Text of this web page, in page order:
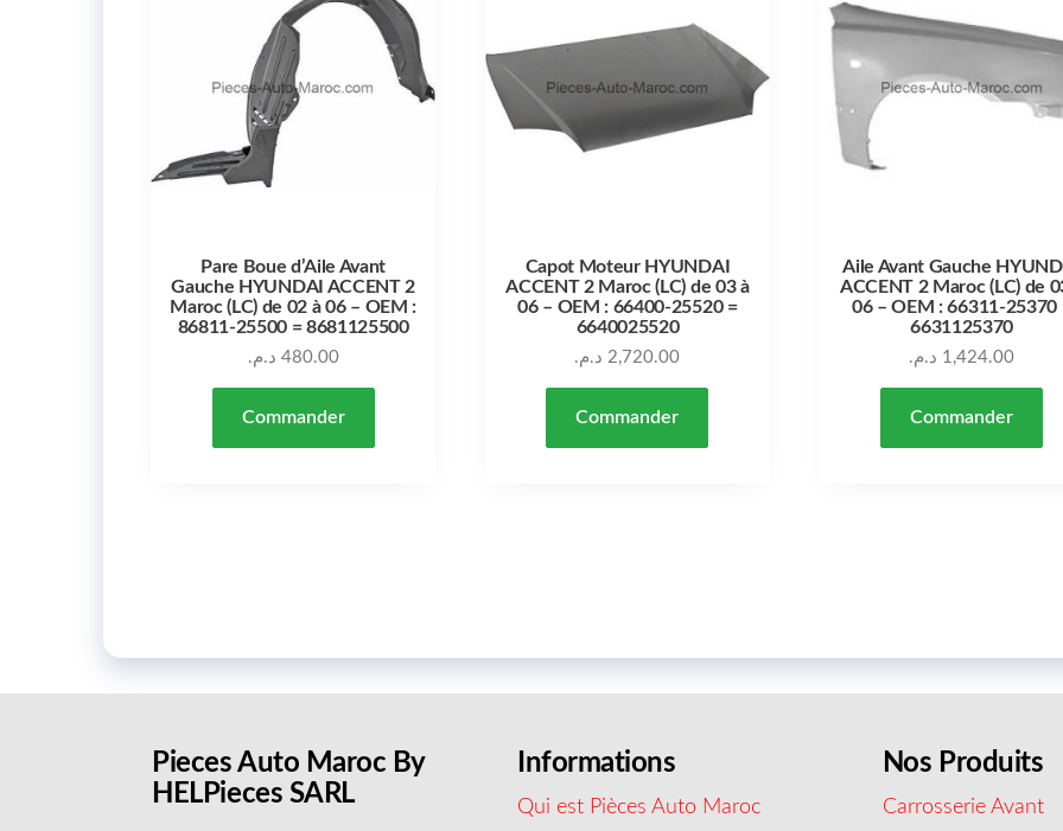
Pare Boue d’Aile Avant
Gauche HYUNDAI ACCENT 2
Maroc (LC) de 02 à 06 – OEM :
86811-25500 = 8681125500
480.00 د.م.
Commander
Capot Moteur HYUNDAI
ACCENT 2 Maroc (LC) de 03 à
06 – OEM : 66400-25520 =
6640025520
2,720.00 د.م.
Commander
Aile Avant Gauche
ACCENT 2 Maroc (LC) de
06 – OEM : 66311-25370
6631125370
1,424.00 د.م.
Commander
Pieces Auto Maroc By
HELPieces SARL
Informations
Qui est Pièces Auto Maroc
Nos Produits
Carrosserie Avant